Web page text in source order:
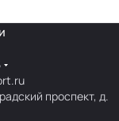
проспект, д.